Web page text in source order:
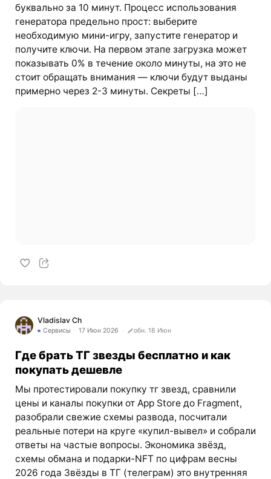
буквально за 10 минут. Процесс использования
генератора предельно прост: выберите
необходимую мини-игру, запустите генератор и
получите ключи. На первом этапе загрузка может
показывать 0% в течение около минуты, на это не
стоит обращать внимания — ключи будут выданы
примерно через 2-3 минуты. Секреты […]
Vladislav Ch
Сервисы 17 Июн 2026 обн. 18 Июн
Где брать ТГ звезды бесплатно и как
покупать дешевле
Мы протестировали покупку тг звезд, сравнили
цены и каналы покупки от App Store до Fragment,
разобрали свежие схемы развода, посчитали
реальные потери на круге «купил-вывел» и собрали
ответы на частые вопросы. Экономика звёзд,
схемы обмана и подарки-NFT по цифрам весны
2026 года Звёзды в ТГ (телеграм) это внутренняя